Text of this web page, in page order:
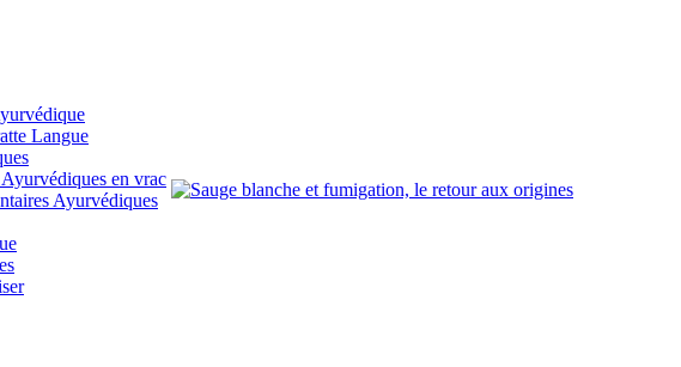
Langue
en vrac
Ayurvédiques